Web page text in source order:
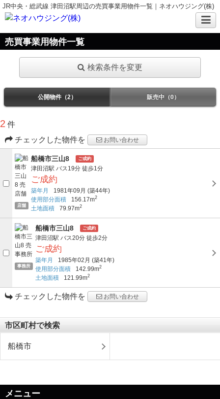
JR中央・総武線 津田沼駅周辺の売買事業用物件一覧｜ネオハウジング(株)
売買事業用物件一覧
検索条件を変更
公開物件（2） 販売中（0）
2 件
チェックした物件を
お問い合わせ
店舗
船橋市三山8 ご成約
津田沼駅 バス19分 徒歩1分
ご成約
築年月 1981年09月 (築44年)
使用部分面積
156.17m2
土地面積 79.97m2
事務所
船橋市三山8 ご成約
津田沼駅 バス20分 徒歩2分
ご成約
築年月 1985年02月 (築41年)
使用部分面積
142.99m2
土地面積 121.99m2
チェックした物件を お問い合わせ
市区町村で検索
船橋市
メニュー